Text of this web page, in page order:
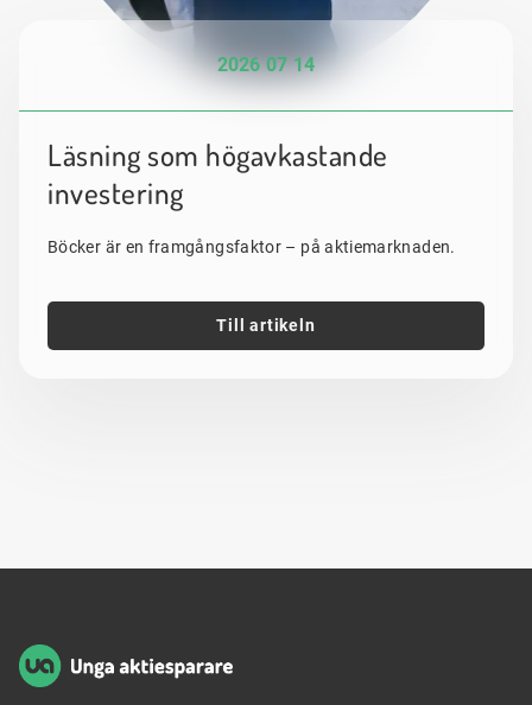
2026 07 14
Läsning som högavkastande
investering
Böcker är en framgångsfaktor – på aktiemarknaden.
Till artikeln